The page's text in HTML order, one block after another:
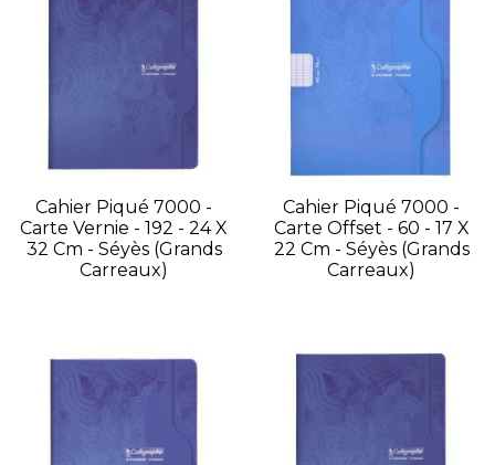
Cahier Piqué 7000 -
Carte Vernie - 192 - 24 X
32 Cm - Séyès (grands
Carreaux)
Cahier Piqué 7000 -
Carte Offset - 60 - 17 X
22 Cm - Séyès (grands
Carreaux)